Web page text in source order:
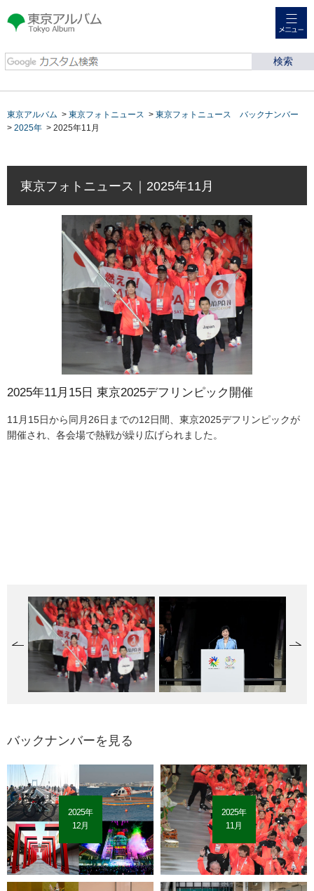
東京アルバム Tokyo
Album
東京アルバム > 東京フォトニュース > 東京フォトニュース バックナンバー
> 2025年 > 2025年11月
東京フォトニュース｜2025年11月
2025年11月15日 東京2025デフリンピック開催
11月15日から同月26日までの12日間、東京2025デフリンピックが
開催され、各会場で熱戦が繰り広げられました。
2025年11月15日 東京2025デフリンピック開催
15日には東京体育館において開会式が行われました。開会式に出席
した小池知事は「4年前、東京は世界で初めて二度目のパラリンピッ
2025年11月15日 東京2025デフリンピック開催
デフリンピックは、4年に1回開催される、耳がきこえない・きこえ
にくいアスリートのための国際総合スポーツ競技大会です。第1回は
2025年11月15日 東京2025デフリンピック開催
11月15日渋谷区の国立オリンピック記念青少年総合センターにデフ
リンピックスクエアがオープンしました。この場所は東京2025デフ
2025年11月15日 東京2025デフリンピック開催
デフリンピックスクエア内のカルチャー棟1・2階文化・技術発信エ
リアでは、デジタル技術展示・体験プログラム「みるTech（テッ
2025年11月15日 東京2025デフリンピック開催
「みるTech」に設置された、お客様を出迎える分身ロボットOriHim
e（オリヒメ）は、障害や病気など様々な事情でその場にいられない
2025年11月15日 東京2025デフリンピック開催
大会期間中、各会場で様々な競技が行われました。11月16日駒沢オ
リンピック公園総合運動場体育館ではバレーボール女子の試合が行
2025年11月15日 東京2025デフリンピック開催
観客席からサインエールでバレーボール選手を応援しました。
2025年11月15日 東京2025デフリンピック開催
11月16日駒沢オリンピック公園総合運動場屋内球技場では、日本の
ハンドボール男子チームがトルコと対戦しました。
2025年11月15日 東京2025デフリンピック開催
11月18日東京体育館では卓球の混合ダブルスの試合が行われまし
た。写真は亀澤史憲・亀澤理穂組の試合の様子です。
2025年11月15日 東京2025デフリンピック開催
11月20日大森ふるさとの浜辺公園ではビーチバレーボールの試合が
行われました。写真は懸命にボールに向かう境出ゆきえ・八木沢美
2025年11月15日 東京2025デフリンピック開催
11月21日京王アリーナTOKYOではバドミントン女子ダブルスの試
合が行われ、姉妹ペアの矢ケ部紋可・矢ケ部真衣組が決勝で中国ペ
2025年11月15日 東京2025デフリンピック開催
表彰式では姉妹二人とも晴れやかな笑顔で金メダルを受け取りまし
た。
2025年11月15日 東京2025デフリンピック開催
11月22日中野区立総合体育館で行われたテコンドーのプムセ（型）
では、星野萌選手（右端）が銅メダルを獲得しました。
2025年11月15日 東京2025デフリンピック開催
11月23日東京武道館では空手の試合が行われました。写真は組手の
＋84kgで対戦するヘルナンデス ヴァルガス アレクサンダー アルフ
2025年11月15日 東京2025デフリンピック開催
11月24日大田区総合体育館ではバスケットボールの試合が行われま
した。写真はバスケットボール女子の7位決定戦で対戦するポーラン
2025年11月15日 東京2025デフリンピック開催
11月24日卓球が行われた東京体育館には、東京都による被災地支援
の一環として石川県立ろう学校の児童生徒が招待され、楽しそうな
2025年11月15日 東京2025デフリンピック開催
今大会では全会場に、音声を多言語のテキストで表示するユニバー
サルコミュニケーション（UC）機器が設置されるとともに、一部の
2025年11月15日 東京2025デフリンピック開催
12日間の戦いを終え、11月26日東京体育館で閉会式が行われまし
た。今大会は79の国と地域から約2,800人（主催者発表）の選手が
2025年11月15日 東京2025デフリンピック開催
日本のメダル獲得数は、金メダル16個、銀メダル12個、銅メダル23
個の合計51個で史上最多となりました。
2025年11月15日 東京2025デフリンピック開催
閉会式の最後には、100年前に第1回を開催したフランスの言葉「bo
n（良い）」と日本文化の「盆」をかけた「ボンミライ！」で各国選
バックナンバーを見る
2025年
12月
2025年
11月